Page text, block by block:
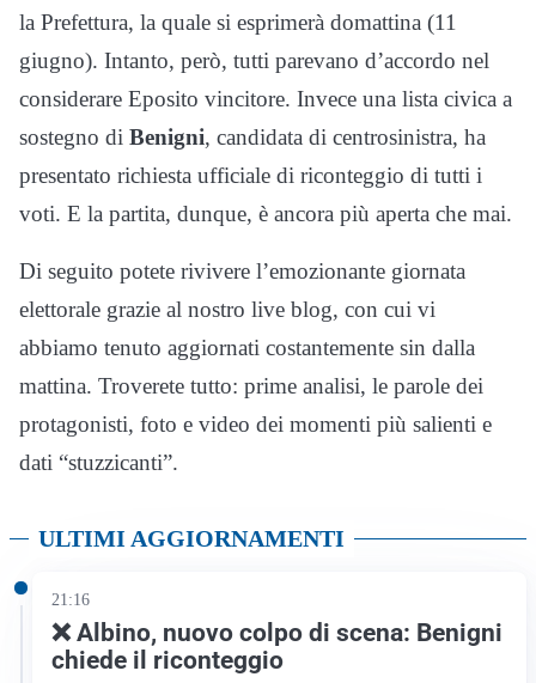
la Prefettura, la quale si esprimerà domattina (11
giugno). Intanto, però, tutti parevano d’accordo nel
considerare Eposito vincitore. Invece una lista civica a
sostegno di Benigni, candidata di centrosinistra, ha
presentato richiesta ufficiale di riconteggio di tutti i
voti. E la partita, dunque, è ancora più aperta che mai.
Di seguito potete rivivere l’emozionante giornata
elettorale grazie al nostro live blog, con cui vi
abbiamo tenuto aggiornati costantemente sin dalla
mattina. Troverete tutto: prime analisi, le parole dei
protagonisti, foto e video dei momenti più salienti e
dati “stuzzicanti”.
ULTIMI AGGIORNAMENTI
21:16
❌ Albino, nuovo colpo di scena: Benigni
chiede il riconteggio